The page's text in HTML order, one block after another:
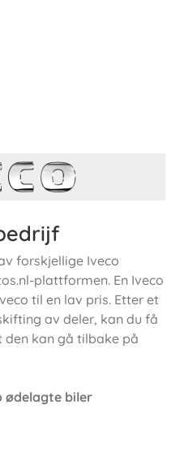
forskjellige Iveco
plattformen. En Iveco
til en lav pris. Etter et
av deler, kan du få
den kan gå tilbake på
ødelagte biler